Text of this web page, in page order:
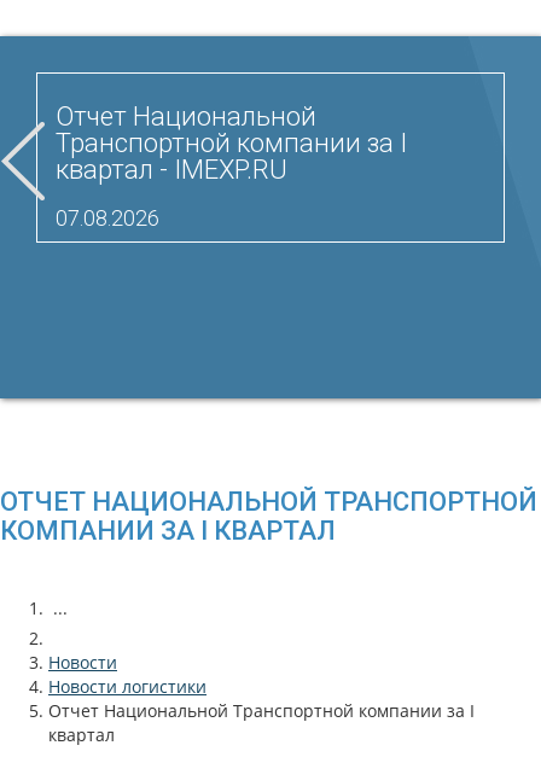
Отчет Национальной
Транспортной компании за I
квартал - IMEXP.RU
07.08.2026
ОТЧЕТ НАЦИОНАЛЬНОЙ ТРАНСПОРТНОЙ
КОМПАНИИ ЗА I КВАРТАЛ
...
Новости
Новости логистики
Отчет Национальной Транспортной компании за I
квартал